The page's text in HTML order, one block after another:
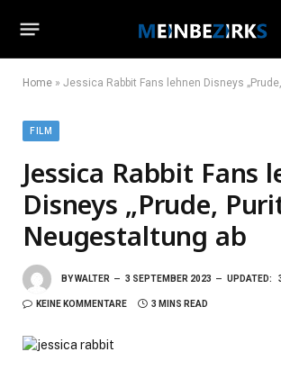
Home » Jessica Rabbit Fans lehnen Disneys „Prude,
FILM
Jessica Rabbit Fans
Disneys „Prude,
Neugestaltung ab
BYWALTER 3 SEPTEMBER 2023 UPDATED:
KEINE KOMMENTARE 3 MINS READ